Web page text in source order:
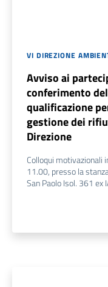
VI DIREZIONE
Avviso ai
conferimento
qualificazione
gestione dei
Direzione
Colloqui
11.00, presso la
San Paolo Isol. 361 ex